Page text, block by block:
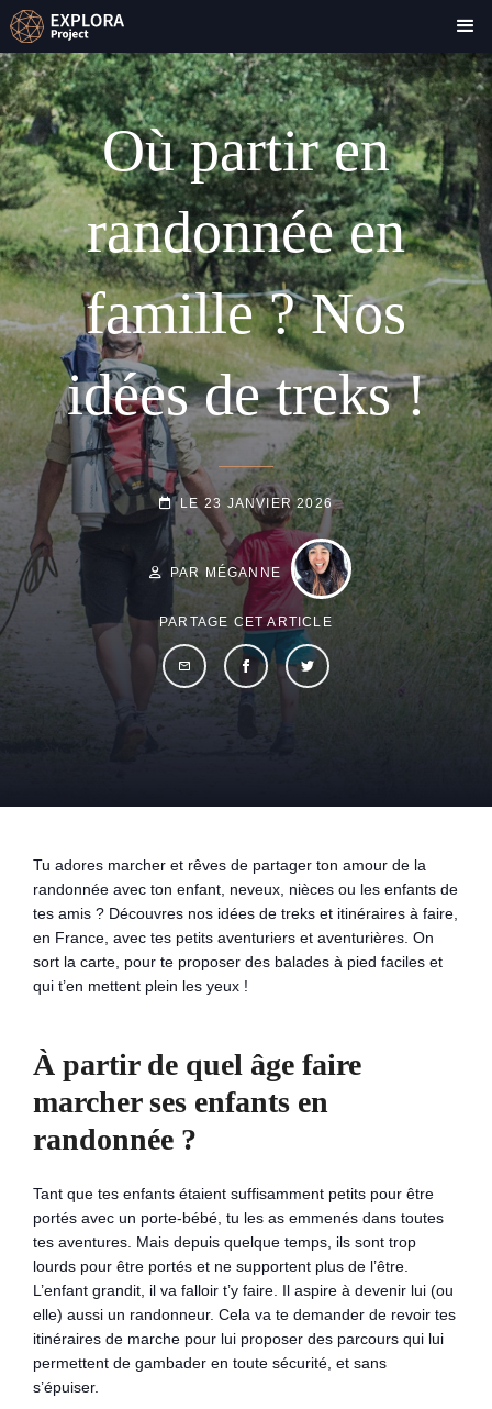
Où partir en
randonnée en
famille ? Nos
idées de treks !
POSTED-
ON
LE 23 JANVIER 2026
BY
LINE
BYLINE
PAR MÉGANNE
PARTAGE CET ARTICLE
Tu adores marcher et rêves de partager ton amour de la
randonnée avec ton enfant, neveux, nièces ou les enfants de
tes amis ? Découvres nos idées de treks et itinéraires à faire,
en France, avec tes petits aventuriers et aventurières. On
sort la carte, pour te proposer des balades à pied faciles et
qui t’en mettent plein les yeux !
À partir de quel âge faire
marcher ses enfants en
randonnée ?
Tant que tes enfants étaient suffisamment petits pour être
portés avec un porte-bébé, tu les as emmenés dans toutes
tes aventures. Mais depuis quelque temps, ils sont trop
lourds pour être portés et ne supportent plus de l’être.
L’enfant grandit, il va falloir t’y faire. Il aspire à devenir lui (ou
elle) aussi un randonneur. Cela va te demander de revoir tes
itinéraires de marche pour lui proposer des parcours qui lui
permettent de gambader en toute sécurité, et sans
s’épuiser.